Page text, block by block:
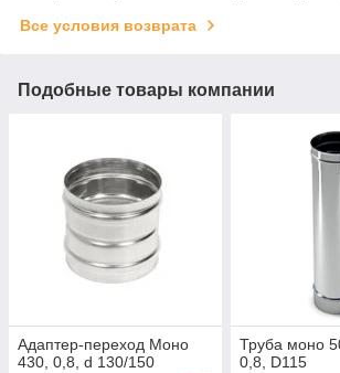
Все условия возврата
Подобные товары компании
Адаптер-переход Моно
430, 0,8, d 130/150
Труба моно
0,8, D115